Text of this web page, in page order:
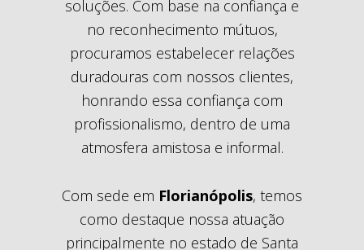
soluções. Com base na confiança e
no reconhecimento mútuos,
procuramos estabelecer relações
duradouras com nossos clientes,
honrando essa confiança com
profissionalismo, dentro de uma
atmosfera amistosa e informal.
Com sede em Florianópolis, temos
como destaque nossa atuação
principalmente no estado de Santa